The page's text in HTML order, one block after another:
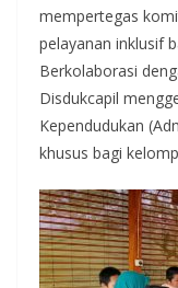
mempertegas
pelayanan inklusif
Berkolaborasi
Disdukcapil
Kependudukan
khusus bagi